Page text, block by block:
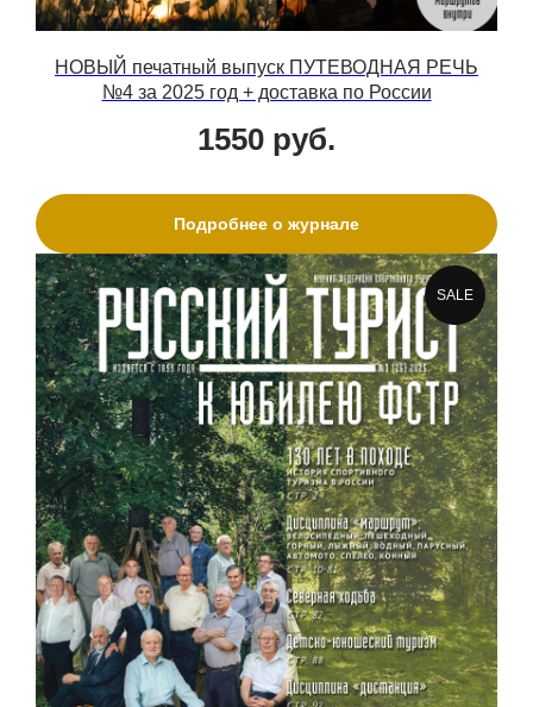
НОВЫЙ печатный выпуск ПУТЕВОДНАЯ РЕЧЬ
№4 за 2025 год + доставка по России
1550 руб.
Подробнее о журнале
SALE